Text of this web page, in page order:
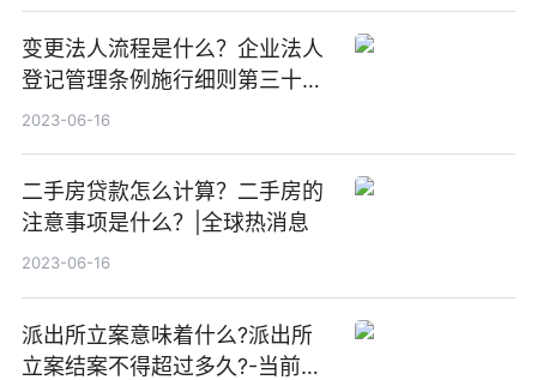
变更法人流程是什么？企业法人
登记管理条例施行细则第三十五
条的内容是什么？
2023-06-16
二手房贷款怎么计算？二手房的
注意事项是什么？|全球热消息
2023-06-16
派出所立案意味着什么?派出所
立案结案不得超过多久?-当前热